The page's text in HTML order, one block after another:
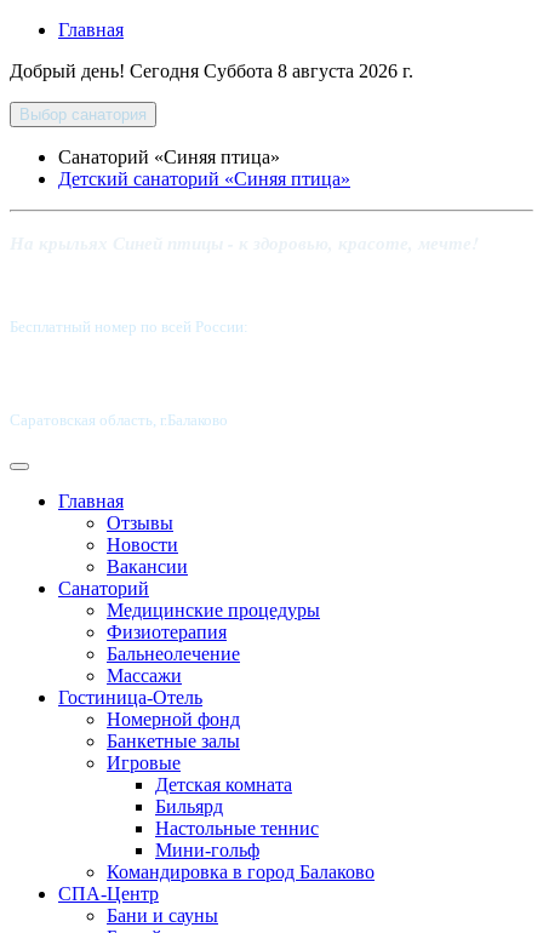
Главная
Добрый день! Сегодня Суббота 8 августа 2026 г.
Выбор санатория
Санаторий «Синяя птица»
Детский санаторий «Синяя птица»
Бесплатный номер по всей России:
Саратовская область, г.Балаково
Главная
Отзывы
Новости
Вакансии
Санаторий
Медицинские процедуры
Физиотерапия
Бальнеолечение
Массажи
Гостиница-Отель
Номерной фонд
Банкетные залы
Игровые
Детская комната
Бильярд
Настольные теннис
Мини-гольф
Командировка в город Балаково
СПА-Центр
Бани и сауны